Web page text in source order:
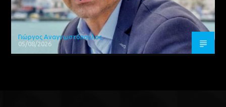
Γιώργος Αναγνωστόπουλος
05/08/2026